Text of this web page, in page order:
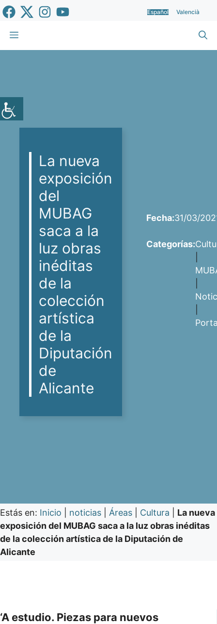
Saltar
al
contenido
Español Valencià
Menú
La nueva
exposición
del
MUBAG
saca a la
luz obras
inéditas
de la
colección
artística
de la
Diputación
de
Alicante
Fecha:31/03/
Categorías:
Estás en: Inicio noticias Áreas Cultura
La nueva
exposición del MUBAG saca a la luz obras inéditas
de la colección artística de la Diputación de
Alicante
‘A estudio. Piezas para nuevos